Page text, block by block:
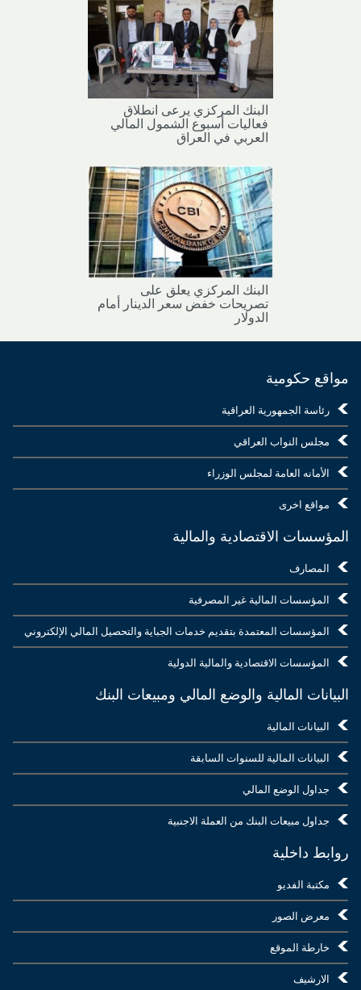
البنك المركزي يرعى انطلاق
فعاليات أسبوع الشمول المالي
العربي في العراق
البنك المركزي يعلق على
تصريحات خفض سعر الدينار أمام
الدولار
مواقع حكومية
رئاسة الجمهورية العراقية
مجلس النواب العراقي
الأمانه العامة لمجلس الوزراء
مواقع اخرى
المؤسسات الاقتصادية والمالية
المصارف
المؤسسات المالية غير المصرفية
المؤسسات المعتمدة بتقديم خدمات الجباية والتحصيل المالي الإلكتروني
المؤسسات الاقتصادية والمالية الدولية
البيانات المالية والوضع المالي ومبيعات البنك
البيانات المالية
البيانات المالية للسنوات السابقة
جداول الوضع المالي
جداول مبيعات البنك من العملة الاجنبية
روابط داخلية
مكتبة الفديو
معرض الصور
خارطة الموقع
الارشيف